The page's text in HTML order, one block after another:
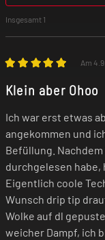
4 LEDs zur
Akkukapazität:
Ladespannung:
Max.
Insgesamt 1
Am
Klein aber Ohoo
Ich war erst etwas
angekommen und
Befüllung.
durchgelesen habe,
Eigentlich coole
Wunsch drip tip
Wolke auf dl
weicher Dampf, ich